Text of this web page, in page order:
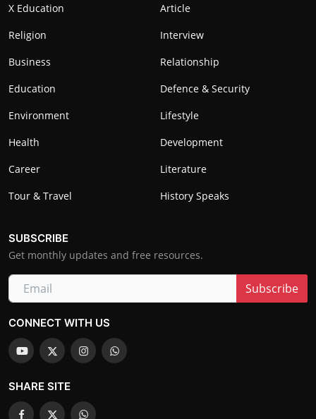
X Education
Article
Religion
Interview
Business
Relationship
Education
Defence & Security
Environment
Lifestyle
Health
Development
Career
Literature
Tour & Travel
History Speaks
SUBSCRIBE
Get monthly updates and free resources.
Subscribe
CONNECT WITH US
SHARE SITE